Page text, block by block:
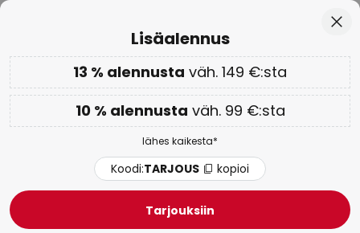
Vain
00D 16H 48M 18S
Lisäalennus: 10 % väh. 99 €:sta tai 13 % väh. 149 €:sta-
lähes kaikesta
Koodi:TARJOUS kopioi
WOW-viikko:jopa -70 % >
Paulmann kohdevalaisimet
Kattospotti Upotettava
Lisäalennus
13 % alennusta väh. 149 €:sta
10 % alennusta väh. 99 €:sta
lähes kaikesta*
Koodi:TARJOUS kopioi
Tarjouksiin